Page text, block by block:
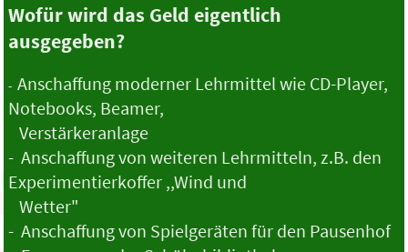
Wofür wird das Geld eigentlich
ausgegeben?
- Anschaffung moderner Lehrmittel wie CD-Player,
Notebooks, Beamer,
Verstärkeranlage
- Anschaffung von weiteren Lehrmitteln, z.B. den
Experimentierkoffer ,,Wind und
Wetter"
- Anschaffung von Spielgeräten für den Pausenhof